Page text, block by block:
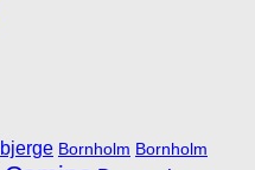
bjerge Bornholm Bornholm